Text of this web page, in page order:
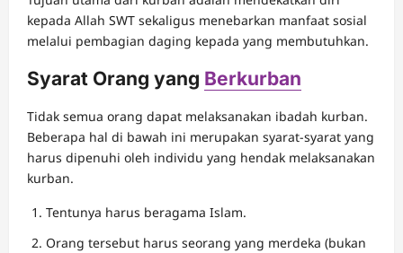
kepada Allah SWT sekaligus menebarkan manfaat sosial
melalui pembagian daging kepada yang membutuhkan.
Syarat Orang yang Berkurban
Tidak semua orang dapat melaksanakan ibadah kurban.
Beberapa hal di bawah ini merupakan syarat-syarat yang
harus dipenuhi oleh individu yang hendak melaksanakan
kurban.
Tentunya harus beragama Islam.
Orang tersebut harus seorang yang merdeka (bukan